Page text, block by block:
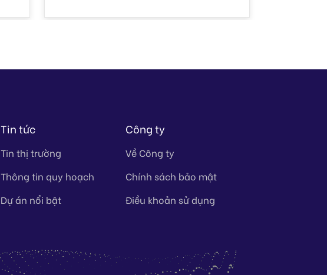
Tin tức
Tin thị trường
Thông tin quy hoạch
Dự án nổi bật
Công ty
Về Công ty
Chính sách bảo mật
Điều khoản sử dụng